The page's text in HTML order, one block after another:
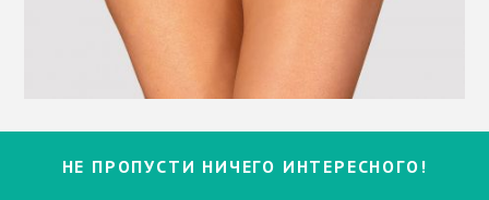
НЕ ПРОПУСТИ НИЧЕГО ИНТЕРЕСНОГО!